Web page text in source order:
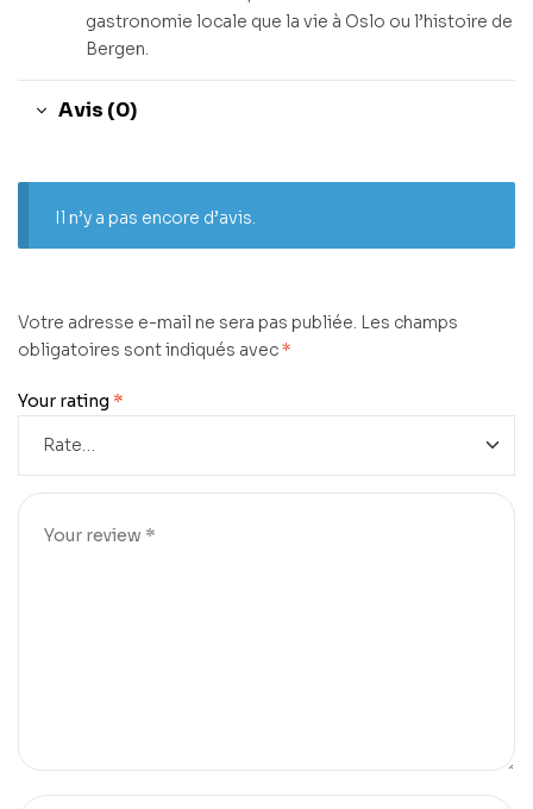
gastronomie locale que la vie à Oslo ou l’histoire de
Bergen.
Avis (0)
Il n’y a pas encore d’avis.
Votre adresse e-mail ne sera pas publiée. Les champs
obligatoires sont indiqués avec*
Your rating *